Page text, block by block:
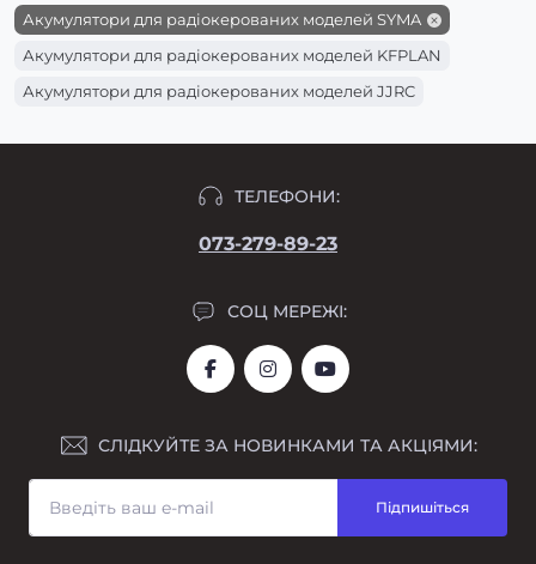
Акумулятори для радіокерованих моделей SYMA
Акумулятори для радіокерованих моделей KFPLAN
Акумулятори для радіокерованих моделей JJRC
ТЕЛЕФОНИ:
073-279-89-23
СОЦ МЕРЕЖІ:
СЛІДКУЙТЕ ЗА НОВИНКАМИ ТА АКЦІЯМИ:
Підпишіться